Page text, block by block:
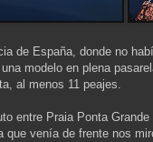
de España, donde no
modelo en plena
al menos 11 peajes.
entre Praia Ponta
venía de frente nos